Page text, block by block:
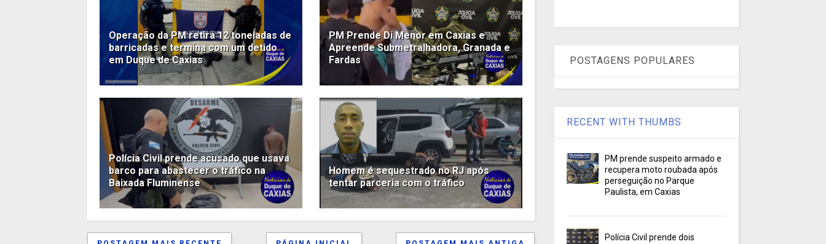
Operação da PM retira 12 toneladas de
barricadas e termina com um detido
em Duque de Caxias
PM Prende Di Menor em Caxias e
Apreende Submetralhadora, Granada e
Fardas
Polícia Civil prende acusado que usava
barco para abastecer o tráfico na
Baixada Fluminense
Homem é sequestrado no RJ após
tentar parceria com o tráfico
POSTAGENS POPULARES
RECENT WITH THUMBS
PM prende suspeito armado e
recupera moto roubada após
perseguição no Parque
Paulista, em Caxias
Polícia Civil prende dois